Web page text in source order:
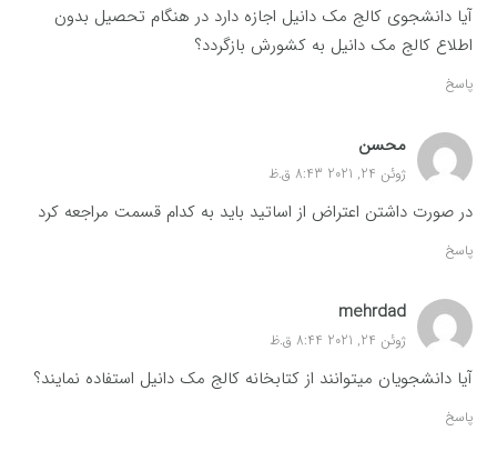
آیا دانشجوی کالج مک دانیل اجازه دارد در هنگام تحصیل بدون
اطلاع کالج مک دانیل به کشورش بازگردد؟
پاسخ
محسن
ژوئن 24, 2021 8:43 ق.ظ
در صورت داشتن اعتراض از اساتید باید به کدام قسمت مراجعه کرد
پاسخ
mehrdad
ژوئن 24, 2021 8:44 ق.ظ
آیا دانشجویان میتوانند از کتابخانه کالج مک دانیل استفاده نمایند؟
پاسخ